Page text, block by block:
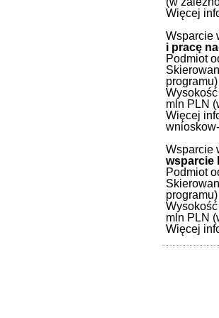
Więcej
Wsparcie
i pracę
Podmiot
programu)
mln PLN
Więcej
Wsparcie
wsparcie
Podmiot
programu)
mln PLN
Więcej